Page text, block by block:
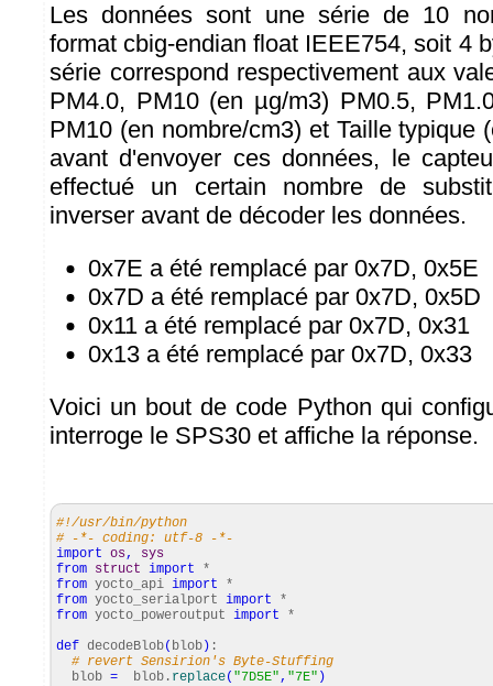
Les données sont une série de 10
format cbig-endian float IEEE754, soit 4
série correspond respectivement aux
PM4.0, PM10 (en µg/m3) PM0.5,
PM10 (en nombre/cm3) et Taille typique
avant d'envoyer ces données, le
effectué un certain nombre de
inverser avant de décoder les données.
0x7E a été remplacé par 0x7D, 0x5E
0x7D a été remplacé par 0x7D, 0x5D
0x11 a été remplacé par 0x7D, 0x31
0x13 a été remplacé par 0x7D, 0x33
Voici un bout de code Python qui
interroge le SPS30 et affiche la réponse.
#!/usr/bin/python
# -*- coding: utf-8 -*-
import os,
sys
from struct import *
from yocto_api import *
from yocto_serialport import *
from yocto_poweroutput import *
def decodeBlob( blob ) :
# revert Sensirion's Byte-Stuffing
blob = blob. replace( "7D5E", "7E" )